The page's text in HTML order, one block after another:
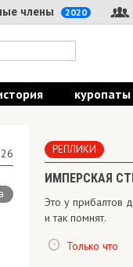
члены 2020
куропаты
РЕПЛИКИ
ИМПЕРСКАЯ
Это у прибалтов
и так помнят.
Только что